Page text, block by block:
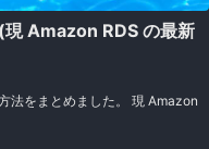
Amazon RDS の最新
法をまとめました。 現 Amazon